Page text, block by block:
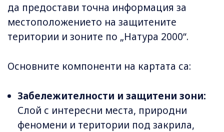
да предостави точна информация за
местоположението на защитените
територии и зоните по „Натура 2000“.
Основните компоненти на картата са:
Забележителности и защитени зони:
Слой с интересни места, природни
феномени и територии под закрила,